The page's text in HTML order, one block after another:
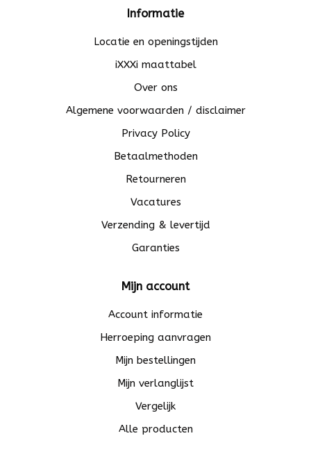
Informatie
Locatie en openingstijden
iXXXi maattabel
Over ons
Algemene voorwaarden / disclaimer
Privacy Policy
Betaalmethoden
Retourneren
Vacatures
Verzending & levertijd
Garanties
Mijn account
Account informatie
Herroeping aanvragen
Mijn bestellingen
Mijn verlanglijst
Vergelijk
Alle producten